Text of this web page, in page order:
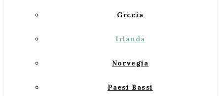
Grecia
Irlanda
Norvegia
Paesi Bassi